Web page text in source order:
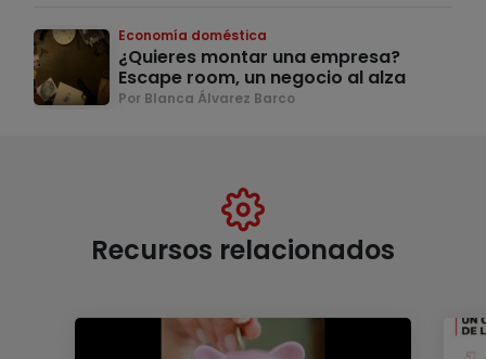
Economía doméstica
¿Quieres montar una empresa?
Escape room, un negocio al alza
Por Blanca Álvarez Barco
Recursos relacionados